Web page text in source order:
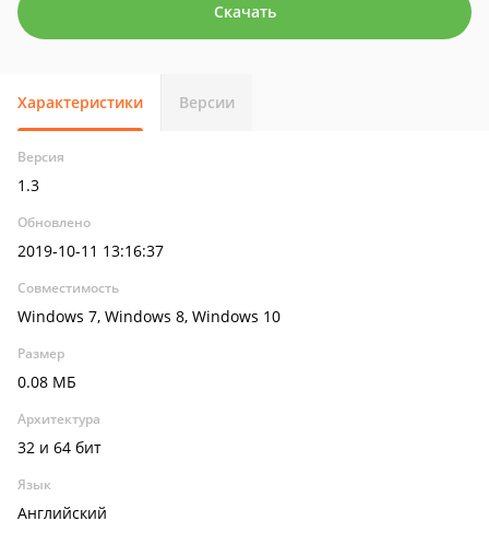
Скачать
Характеристики Версии
Версия
1.3
Обновлено
2019-10-11 13:16:37
Совместимость
Windows 7, Windows 8, Windows 10
Размер
0.08 МБ
Архитектура
32 и 64 бит
Язык
Английский